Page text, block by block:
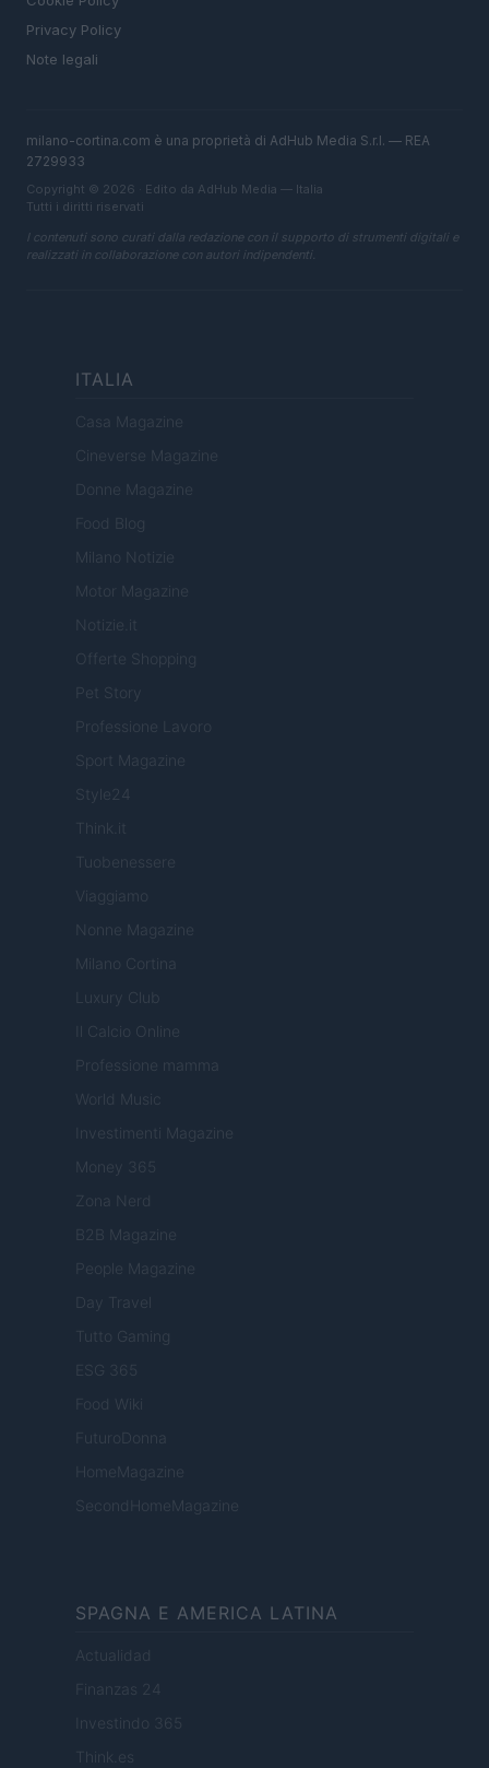
Privacy Policy
Note legali
milano-cortina.com è una proprietà di AdHub Media S.r.l. — REA
2729933
Copyright © 2026 · Edito da AdHub Media — Italia
Tutti i diritti riservati
I contenuti sono curati dalla redazione con il supporto di strumenti digitali e
realizzati in collaborazione con autori indipendenti.
ITALIA
Casa Magazine
Cineverse Magazine
Donne Magazine
Food Blog
Milano Notizie
Motor Magazine
Notizie.it
Offerte Shopping
Pet Story
Professione Lavoro
Sport Magazine
Style24
Think.it
Tuobenessere
Viaggiamo
Nonne Magazine
Milano Cortina
Luxury Club
Il Calcio Online
Professione mamma
World Music
Investimenti Magazine
Money 365
Zona Nerd
B2B Magazine
People Magazine
Day Travel
Tutto Gaming
ESG 365
Food Wiki
FuturoDonna
HomeMagazine
SecondHomeMagazine
SPAGNA E AMERICA LATINA
Actualidad
Finanzas 24
Investindo 365
Think.es